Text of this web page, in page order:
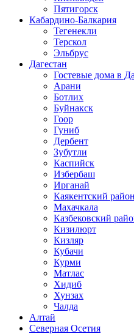
Пятигорск
Кабардино-Балкария
Тегенекли
Терскол
Эльбрус
Дагестан
Гостевые дома в
Арани
Ботлих
Буйнакск
Гоор
Гуниб
Дербент
Зубутли
Каспийск
Избербаш
Ирганай
Каякентский район
Махачкала
Казбековский
Кизилюрт
Кизляр
Кубачи
Курми
Матлас
Хидиб
Хунзах
Чалда
Алтай
Северная Осетия